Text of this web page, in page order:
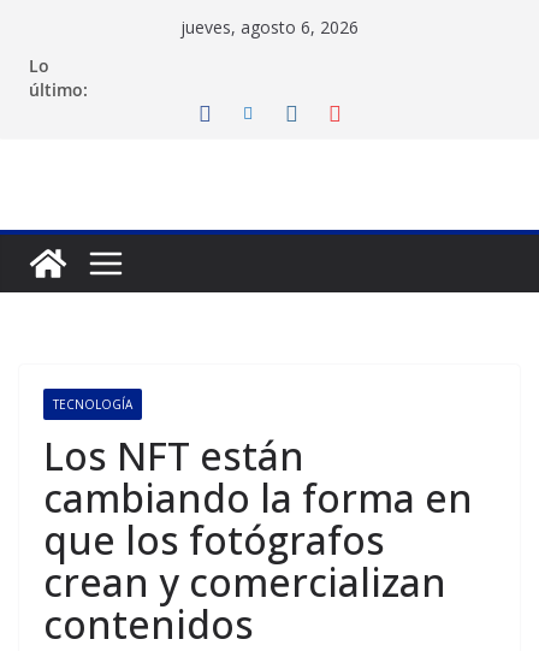
contenido
jueves, agosto 6, 2026
Lo
último:
TECNOLOGÍA
Los NFT están
cambiando la forma en
que los fotógrafos
crean y comercializan
contenidos